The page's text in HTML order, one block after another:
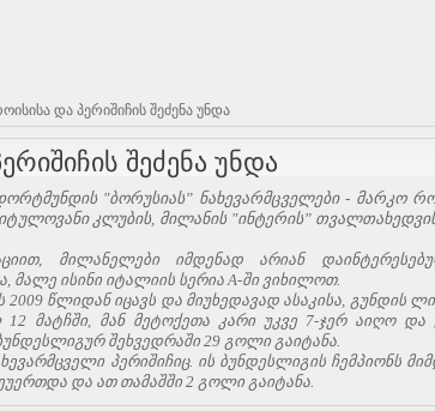
და პერიშიჩის შეძენა უნდა
შეძენა უნდა
"ბორუსიას” ნახევარმცველები - მარკო
კლუბის, მილანის "ინტერის”
მილანელები იმდენად არიან
ისინი იტალიის სერია A-ში ვიხილოთ.
წლიდან იცავს და მიუხედავად ასაკისა, გუნდის
12 მატჩში, მან მეტოქეთა კარი უკვე 7-ჯერ აიღო და
შეხვედრაში 29 გოლი გაიტანა.
პერიშიჩიც. ის ბუნდესლიგის ჩემპიონს
და ათ თამაშში 2 გოლი გაიტანა.